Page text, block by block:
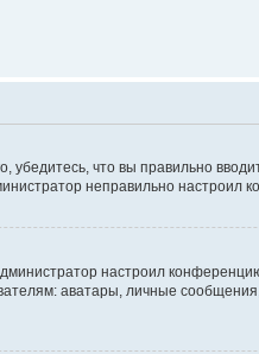
убедитесь, что вы правильно
неправильно настроил
настроил
аватары, личные